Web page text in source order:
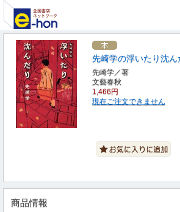
先崎学の浮いたり沈ん
先崎学／著
文藝春秋
1,466円
現在ご注文できません
商品情報